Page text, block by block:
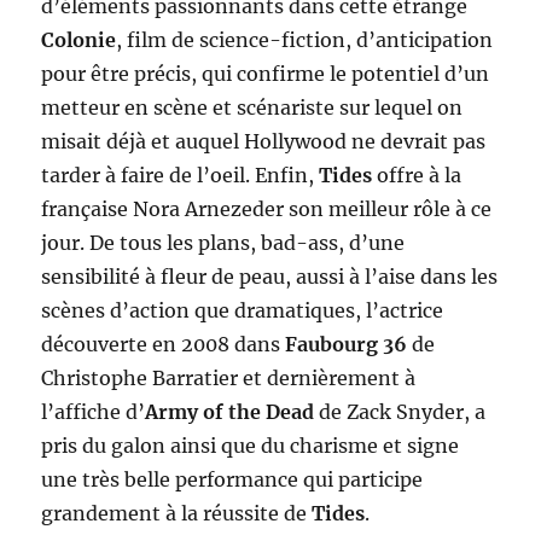
d’éléments passionnants dans cette étrange
Colonie, film de science-fiction, d’anticipation
pour être précis, qui confirme le potentiel d’un
metteur en scène et scénariste sur lequel on
misait déjà et auquel Hollywood ne devrait pas
tarder à faire de l’oeil. Enfin,Tides offre à la
française Nora Arnezeder son meilleur rôle à ce
jour. De tous les plans, bad-ass, d’une
sensibilité à fleur de peau, aussi à l’aise dans les
scènes d’action que dramatiques, l’actrice
découverte en 2008 dansFaubourg 36 de
Christophe Barratier et dernièrement à
l’affiche d’Army of the Dead de Zack Snyder, a
pris du galon ainsi que du charisme et signe
une très belle performance qui participe
grandement à la réussite deTides.